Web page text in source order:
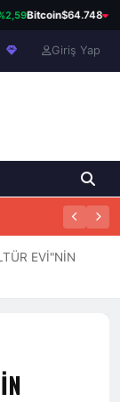
Bitcoin$64.748
Giriş Yap
EVİ"NİN